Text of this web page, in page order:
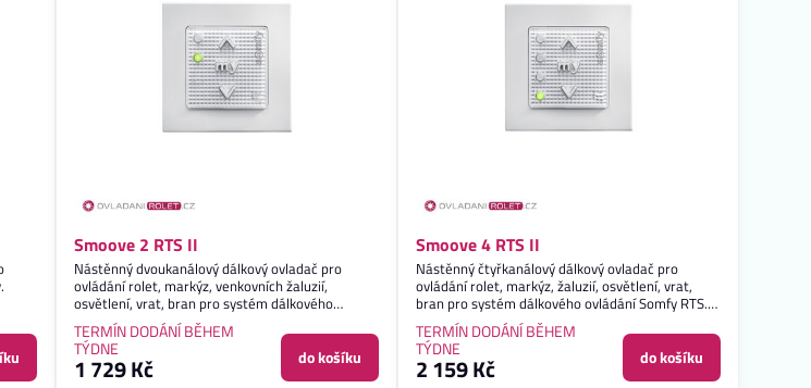
Smoove 2 RTS II
Nástěnný dvoukanálový dálkový ovladač pro
ovládání rolet, markýz, venkovních žaluzií,
osvětlení, vrat, bran pro systém dálkového
ovládání Somfy RTS. Záruka 2 roky.
TERMÍN DODÁNÍ BĚHEM
TÝDNE
1 729 Kč do košíku
Smoove 4 RTS II
Nástěnný čtyřkanálový dálkový ovladač pro
ovládání rolet, markýz, žaluzií, osvětlení, vrat,
bran pro systém dálkového ovládání Somfy RTS.
Záruka 2 roky.
TERMÍN DODÁNÍ BĚHEM
TÝDNE
2 159 Kč do košíku